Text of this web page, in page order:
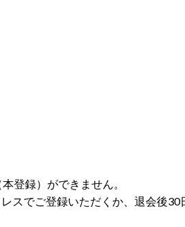
登録）ができません。
スでご登録いただくか、退会後30